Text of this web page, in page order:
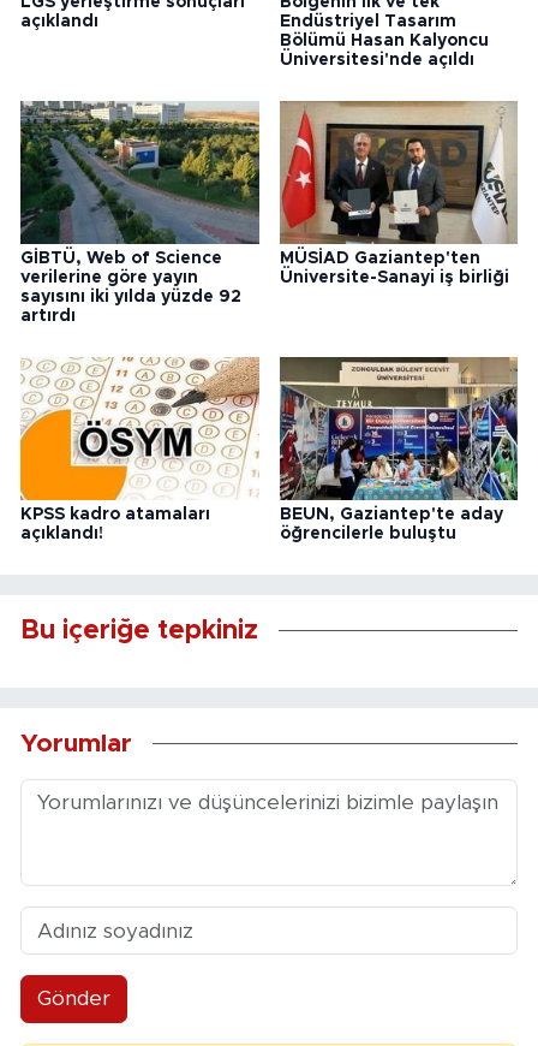
açıklandı
Endüstriyel Tasarım
Bölümü Hasan Kalyoncu
Üniversitesi'nde açıldı
GİBTÜ, Web of Science
verilerine göre yayın
sayısını iki yılda yüzde 92
artırdı
MÜSİAD Gaziantep'ten
Üniversite-Sanayi iş birliği
KPSS kadro atamaları
açıklandı!
BEUN, Gaziantep'te aday
öğrencilerle buluştu
Bu içeriğe tepkiniz
Yorumlar
Gönder